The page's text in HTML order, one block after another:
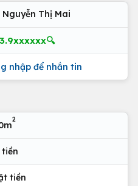
Nguyễn Thị Mai
nhập để nhắn tin
2
tiền
tiền